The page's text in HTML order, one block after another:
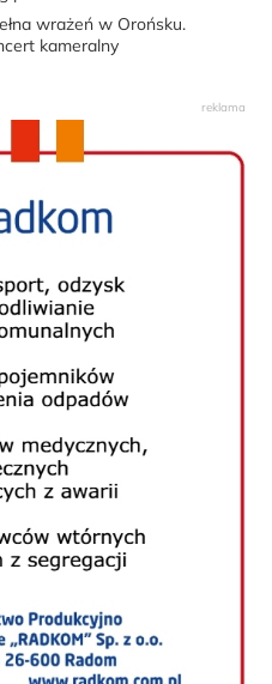
wrażeń w Orońsku.
kameralny